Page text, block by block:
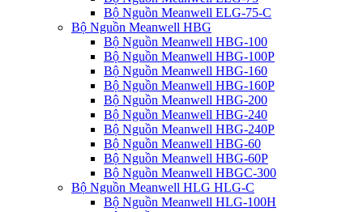
Bộ Nguồn Meanwell ELG-75-C
Bộ Nguồn Meanwell HBG
Bộ Nguồn Meanwell HBG-100
Bộ Nguồn Meanwell HBG-100P
Bộ Nguồn Meanwell HBG-160
Bộ Nguồn Meanwell HBG-160P
Bộ Nguồn Meanwell HBG-200
Bộ Nguồn Meanwell HBG-240
Bộ Nguồn Meanwell HBG-240P
Bộ Nguồn Meanwell HBG-60
Bộ Nguồn Meanwell HBG-60P
Bộ Nguồn Meanwell HBGC-300
Bộ Nguồn Meanwell HLG HLG-C
Bộ Nguồn Meanwell HLG-100H